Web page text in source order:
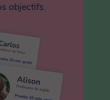
objectifs.